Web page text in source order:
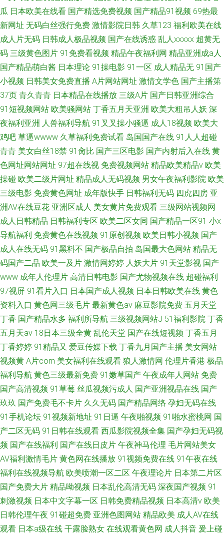
瓜 日本欧美在线看 国产精选免费视频 国产精品91视频 69热最
新网址 无码白丝强行免费 激情影院日韩 久草123 福利欧美在线
成人片无码 日韩成人极品视频 国产在线诱惑 乱人xxxxx 超黄无
码 三级黄色图片 91免费看视频 精品午夜福利网 精品亚洲成a人
国产精品萌白酱 日本理论 91操电影 91一区 成人精品无 91国产
小视频 日韩美女免费直播 A片网站网址 激情文学色 国产主播第
37页 青久青青 日本精品在线播放 三级A片 国产日韩亚洲综合
91短视频网站 欧美骚网站 丁香五月天亚洲 欧美大粗吊人妖 深
夜福利亚洲 人兽福利导航 91叉叉操小骚逼 成人18视频 欧美大
鸡吧 草逼wwww 久草福利免费试看 岛国国产在线 91人人超碰
青青 美女白丝18禁 91肏比 国产三区电影 国产内射后入在线 黄
色网址网站网址 97超在线视 免费视频网站 精品欧美精品v 欧美
操碰 欧美二级片网址 精品成人无码视频 男女午夜福利影院 欧美
三级电影 免费黄色网址 成年版快手 日韩福利无码 四虎四房 亚
洲AV在线豆花 亚洲区成人 美女黄片免费观看 三级网站视频网
成人日韩精品 日韩福利专区 欧美二区女同 国产精品一区91 小x
导航福利 免费黄色在线视频 91原创视频 欧美日韩小视频 国产
成人在线无码 91黑料不 国产极品自拍 岛国最大色网站 精品无
码国产二品 欧美一及片 激情网婷婷 人妖大片 91天堂影视 国产
www 成年人伦理片 高清日韩电影 国产尤物视频在线 超碰福利
97视屏 91看片入口 日本国产成人视频 日本日韩欧美在线 黄色
资料入口 黄色网三级毛片 最新黄色av 麻豆影院免费 五月天堂
丁香 国产精品水多 福利所导航 三级视频网站J 51福利影院 丁香
五月天av 18日本三级全黄 乱伦天堂 国产在线短视频 丁香五月
丁香婷婷 91精品又 爱豆传媒下载 丁香九月国产主播 美女网站
视频黄 A片com 美女福利在线观看 狼人激情网 伦理片香港 极品
福利导航 黄色三级最新免费 91嫩草国产 午夜成年人网站 免费
国产高清视频 91草莓 丝瓜视频污成人 国产亚洲视品在线 国产
玖玖 国产免费毛不卡片 久久无码 国产精品网络 孕妇无码在线
91手机论坛 91视频新地址 91日逼 午夜啪视频 91啪水蜜桃网 国
产二区无码 91日韩在线观看 西瓜影院视频全集 国产孕妇无码视
频 国产在线福利 国产在线日皮片 午夜神马伦理 毛片网站美女
AV福利激情毛片 黄色网在线播放 91视频免费在线 91午夜在线
福利在线视频导航 欧美喷潮一区二区 午夜理论片 日本第二片区
国产免费大片 精品呦视频 日本乱伦高清无码 深夜国产视频 91
刺激视频 日本中文字幕一区 日韩免费精品视频 日本高清v 欧美
日韩伦理午夜 91碰超免费 亚洲色图网站 精品欧美 成人AV在线
观看 日本a级在线 干露脸熟女 在线观看黄色网 成人抖音 爰上碰